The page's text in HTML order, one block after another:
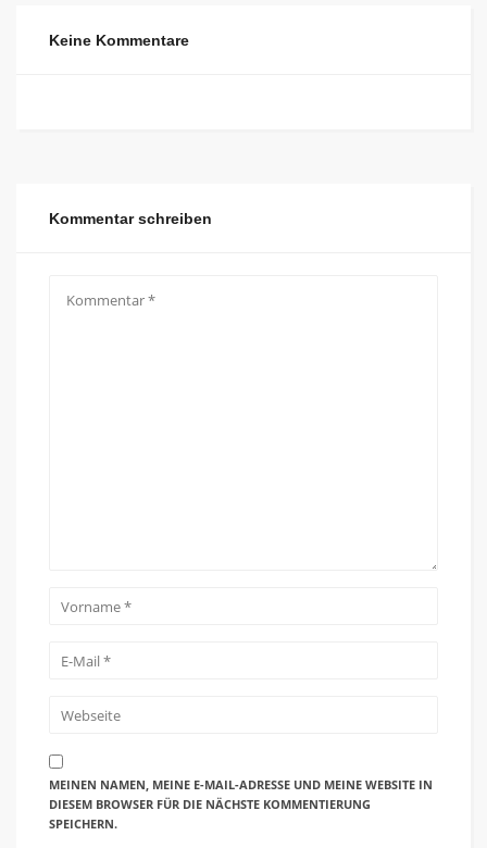
Keine Kommentare
Kommentar schreiben
MEINEN NAMEN, MEINE E-MAIL-ADRESSE UND MEINE WEBSITE IN
DIESEM BROWSER FÜR DIE NÄCHSTE KOMMENTIERUNG
SPEICHERN.